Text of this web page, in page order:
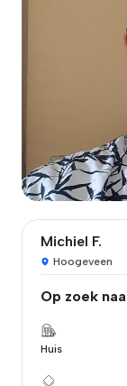
Michiel F.
Hoogeveen
Op zoek
Huis